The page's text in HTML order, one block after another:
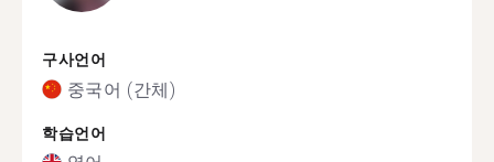
구사언어
중국어 (간체)
학습언어